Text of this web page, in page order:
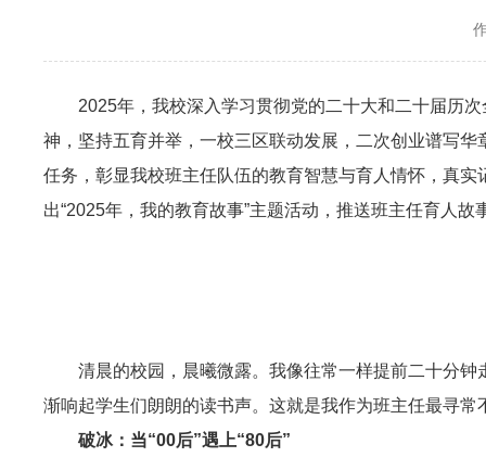
2025年，我校深入学习贯彻党的二十大和二十届历
神，坚持五育并举，一校三区联动发展，二次创业谱写
任务，彰显我校班主任队伍的教育智慧与育人情怀，真
出“2025年，我的教育故事”主题活动，推送班主任育人故
清晨的校园，晨曦微露。我像往常一样提前二十分
渐响起学生们朗朗的读书声。这就是我作为班主任最寻常
破冰：当“00后”遇上“80后”